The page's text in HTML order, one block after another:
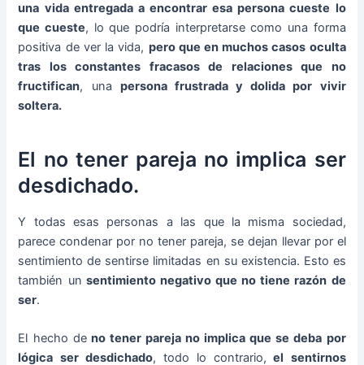
una vida entregada a encontrar esa persona cueste lo
que cueste, lo que podría interpretarse como una forma
positiva de ver la vida, pero que en muchos casos oculta
tras los constantes fracasos de relaciones que no
fructifican, una persona frustrada y dolida por vivir
soltera.
El no tener pareja no implica ser
desdichado.
Y todas esas personas a las que la misma sociedad,
parece condenar por no tener pareja, se dejan llevar por el
sentimiento de sentirse limitadas en su existencia. Esto es
también un sentimiento negativo que no tiene razón de
ser.
El hecho deno tener pareja no implica que se deba por
lógica ser desdichado, todo lo contrario, el sentirnos